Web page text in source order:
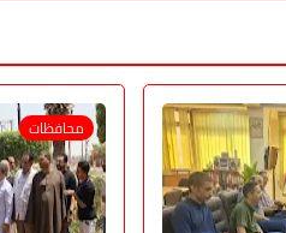
محافظات